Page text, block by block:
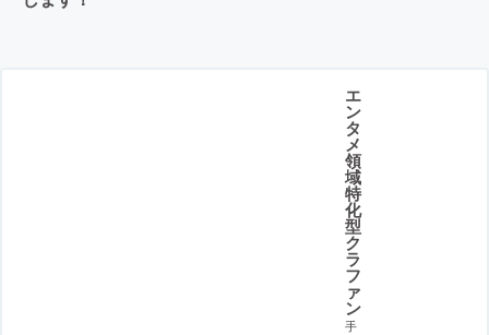
エ
ン
タ
メ
領
域
特
化
型
ク
ラ
フ
ァ
ン
手